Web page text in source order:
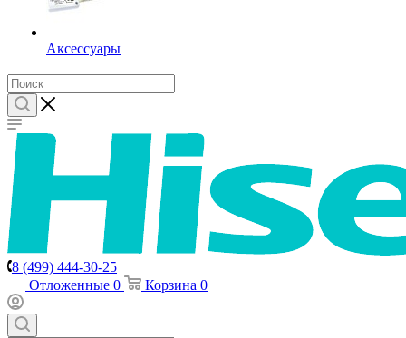
Аксессуары
8 (499) 444-30-25
Отложенные 0 Корзина 0